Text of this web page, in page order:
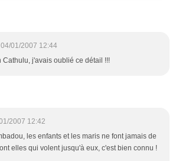
04/01/2007 12:44
Cathulu, j'avais oublié ce détail !!!
2007 12:42
les enfants et les maris ne font jamais de
elles qui volent jusqu'à eux, c'est bien connu !